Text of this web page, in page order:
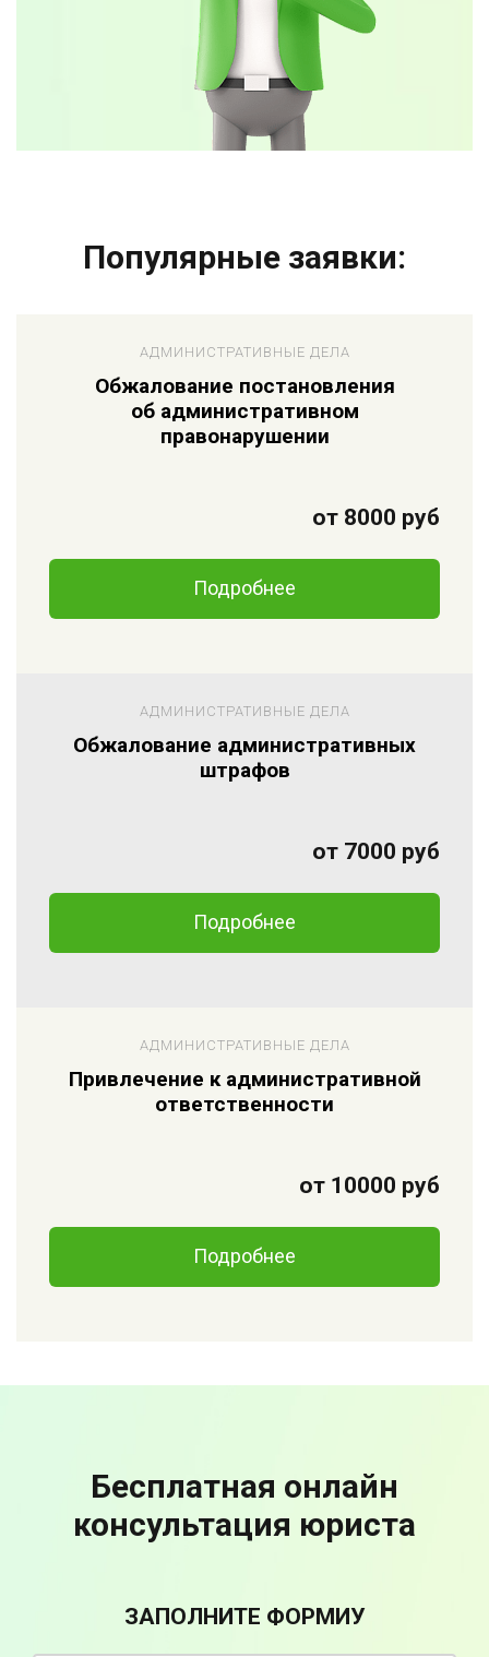
Популярные заявки:
АДМИНИСТРАТИВНЫЕ ДЕЛА
Обжалование постановления
об административном
правонарушении
от 8000 руб
Подробнее
АДМИНИСТРАТИВНЫЕ ДЕЛА
Обжалование административных
штрафов
от 7000 руб
Подробнее
АДМИНИСТРАТИВНЫЕ ДЕЛА
Привлечение к административной
ответственности
от 10000 руб
Подробнее
Бесплатная онлайн
консультация юриста
ЗАПОЛНИТЕ ФОРМИУ